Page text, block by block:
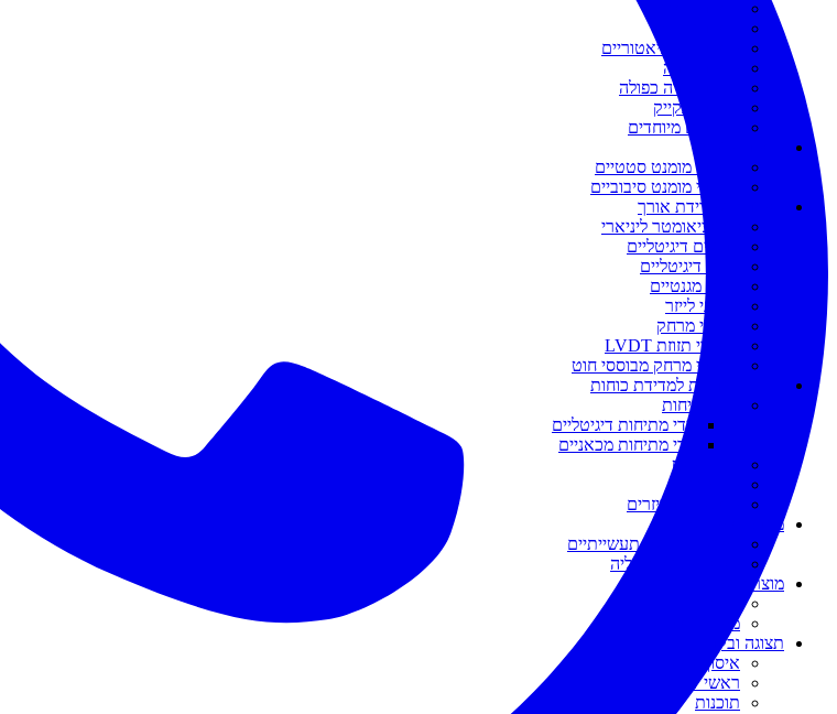
מתמרים מיניאטוריים
מתמר קורה
מתמר קורה כפולה
מתמר פנקייק
מתמרים מיוחדים
מתמרי מומנט סטטיים
מתמרי מומנט סיבוביים
סנסורים למדידת אורך
פוטנציאומטר ליניארי
סרגלים דיגיטליים
מדים דיגיטליים
מדים מגנטיים
חיישני לייזר
חיישני מרחק
מתמרי תזוזת LVDT
מתמרי מרחק מבוססי חוט
מדים ומערכות למדידת כוחות
מדי מתיחות
מדי מתיחות דיגיטליים
מדי מתיחות מכאניים
מדי מומנט
מתקנים ואביזרים
מערכות שקילה
משטחי שקילה תעשייתיים
מאזני שקילה בתליה
מוצרים לכיולים ומעבדות
משקולות כיול
תצוגה ובקרה
איסוף נתונים
ראשי שקילה
תוכנות